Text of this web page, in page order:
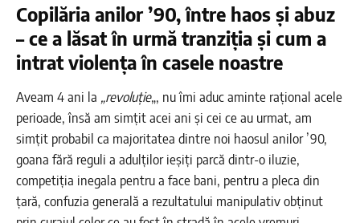
Copilăria anilor ’90, între haos și abuz
– ce a lăsat în urmă tranziția și cum a
intrat violența în casele noastre
Aveam 4 ani la „revoluție„, nu îmi aduc aminte rațional acele
perioade, însă am simțit acei ani și cei ce au urmat, am
simțit probabil ca majoritatea dintre noi haosul anilor ’90,
goana fără reguli a adulților ieșiți parcă dintr-o iluzie,
competiția inegala pentru a face bani, pentru a pleca din
țară, confuzia generală a rezultatului manipulativ obținut